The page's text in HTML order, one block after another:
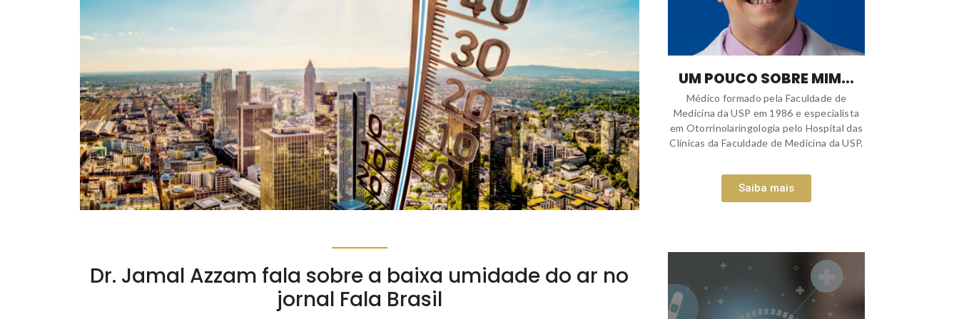
Dr. Jamal Azzam fala sobre a baixa umidade do ar no
jornal Fala Brasil
UM POUCO SOBRE MIM...
Médico formado pela Faculdade de
Medicina da USP em 1986 e especialista
em Otorrinolaringologia pelo Hospital das
Clínicas da Faculdade de Medicina da USP.
Saiba mais